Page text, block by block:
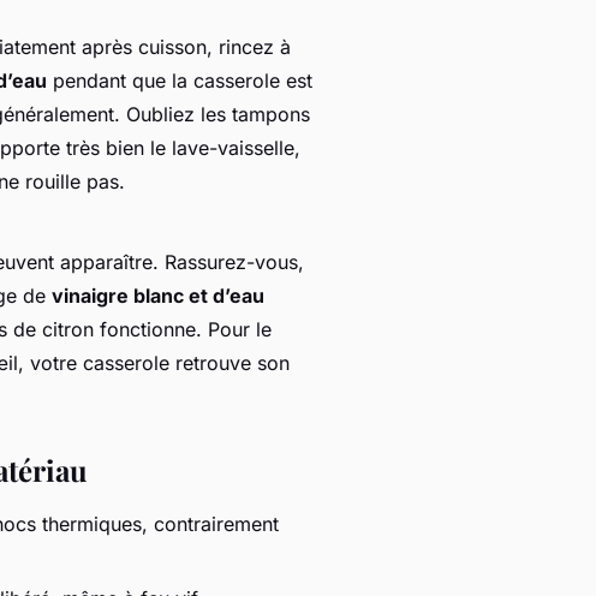
après cuisson, rincez à
pendant que la casserole est
Oubliez les tampons
très bien le lave-vaisselle,
rouille pas.
apparaître. Rassurez-vous,
de vinaigre blanc et d’eau
de citron fonctionne. Pour le
votre casserole retrouve son
thermiques, contrairement